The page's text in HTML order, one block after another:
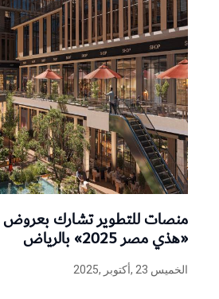
منصات للتطوير تشارك
«هذي مصر 2025» بالرياض
الخميس 23 ,أكتوبر ,2025